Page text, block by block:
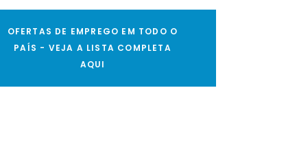
OFERTAS DE EMPREGO EM TODO O
PAÍS - VEJA A LISTA COMPLETA
AQUI